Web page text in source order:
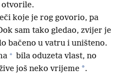
otvorile.
koje je rog govorio, pa
sam tako gledao, zvijer je
bačeno u vatru i uništeno.
+ bila oduzeta vlast, no
još neko vrijeme *.